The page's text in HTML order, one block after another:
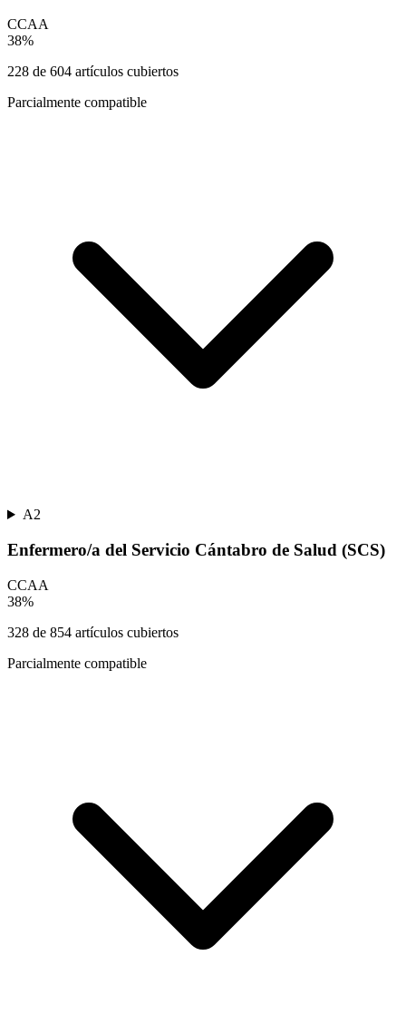
CCAA
38%
228 de 604 artículos cubiertos
Parcialmente compatible
A2
Enfermero/a del Servicio Cántabro de Salud (SCS)
CCAA
38%
328 de 854 artículos cubiertos
Parcialmente compatible